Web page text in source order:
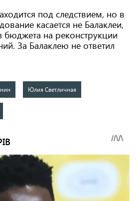
под следствием, но в
касается не Балаклеи,
бюджета на реконструкции
За Балаклею не ответил
Юлия Светличная